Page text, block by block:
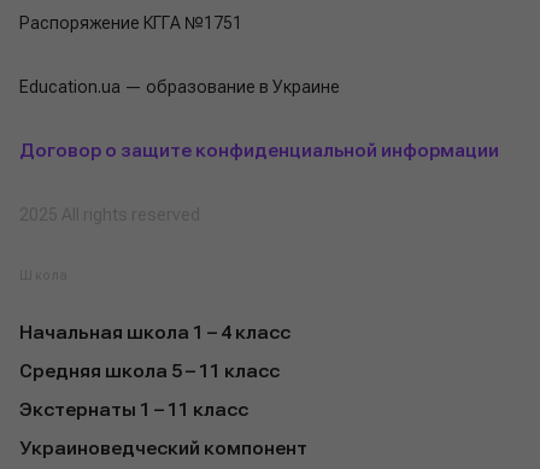
Распоряжение КГГА №1751
Education.ua — образование в Украине
Договор о защите конфиденциальной информации
2025 All rights reserved
Школа
Начальная школа 1 – 4 класс
Средняя школа 5 – 11 класс
Экстернаты 1 – 11 класс
Украиноведческий компонент